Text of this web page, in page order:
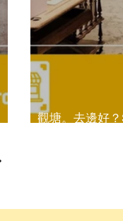
觀塘。去邊好？